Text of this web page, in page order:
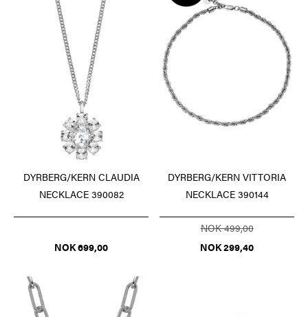
DYRBERG/KERN CLAUDIA
NECKLACE 390082
NOK 699,00
DYRBERG/KERN VITTORIA
NECKLACE 390144
NOK 499,00
NOK 299,40